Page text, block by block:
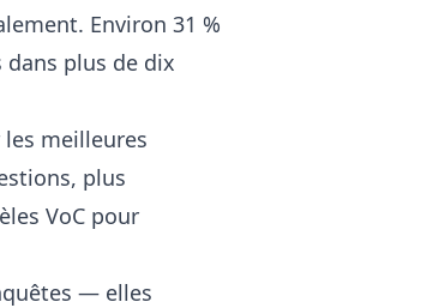
Environ 31 %
plus de dix
les meilleures
plus
VoC pour
— elles